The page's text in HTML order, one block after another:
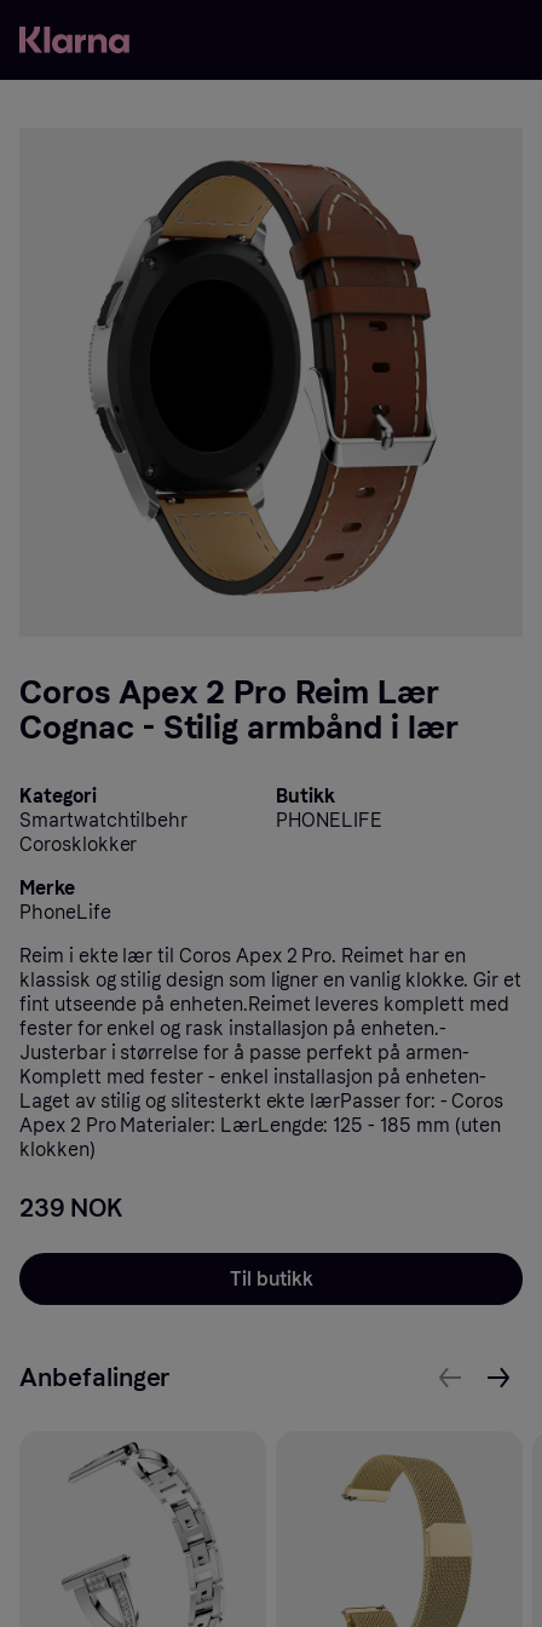
Coros Apex 2 Pro Reim Lær
Cognac - Stilig armbånd i lær
Kategori
Smartwatchtilbehr
Corosklokker
Butikk
PHONELIFE
Merke
PhoneLife
Reim i ekte lær til Coros Apex 2 Pro. Reimet har en
klassisk og stilig design som ligner en vanlig klokke. Gir et
fint utseende på enheten.Reimet leveres komplett med
fester for enkel og rask installasjon på enheten.-
Justerbar i størrelse for å passe perfekt på armen-
Komplett med fester - enkel installasjon på enheten-
Laget av stilig og slitesterkt ekte lærPasser for: - Coros
Apex 2 Pro Materialer: LærLengde: 125 - 185 mm (uten
klokken)
239 NOK
Til butikk
Anbefalinger